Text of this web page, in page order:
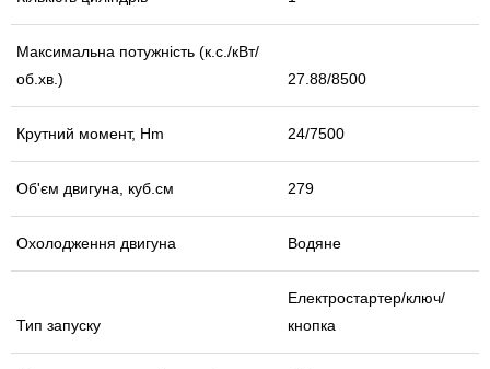
Максимальна потужність (к.с./кВт/
об.хв.)
27.88/8500
Крутний момент, Hm 24/7500
Об'єм двигуна, куб.см 279
Охолодження двигуна Водяне
Тип запуску
Електростартер/ключ/
кнопка